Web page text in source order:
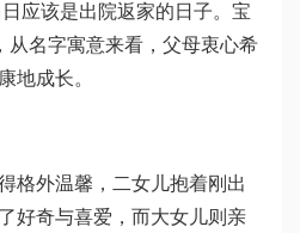
应该是出院返家的日子。宝
从名字寓意来看，父母衷心希
地成长。
格外温馨，二女儿抱着刚出
好奇与喜爱，而大女儿则亲